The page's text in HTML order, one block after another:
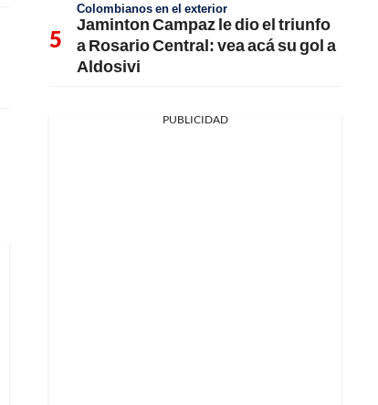
Colombianos en el exterior
Jaminton Campaz le dio el triunfo
a Rosario Central: vea acá su gol a
Aldosivi
PUBLICIDAD